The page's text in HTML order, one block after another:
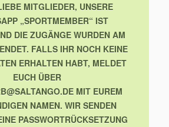
MITGLIEDER, UNSERE
„SPORTMEMBER“ IST
DIE ZUGÄNGE WURDEN AM
FALLS IHR NOCH KEINE
ERHALTEN HABT, MELDET
EUCH ÜBER
MIT EUREM
NAMEN. WIR SENDEN
PASSWORTRÜCKSETZUNG